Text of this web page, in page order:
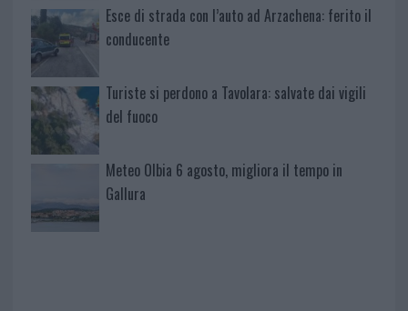
Esce di strada con l’auto ad Arzachena: ferito il
conducente
Turiste si perdono a Tavolara: salvate dai vigili
del fuoco
Meteo Olbia 6 agosto, migliora il tempo in
Gallura